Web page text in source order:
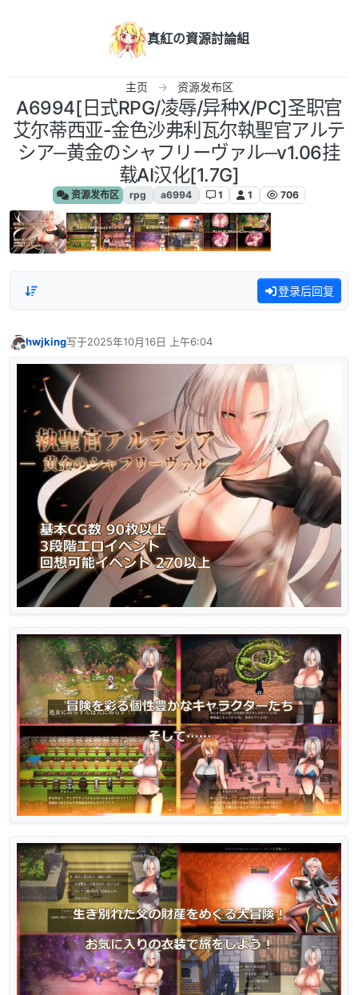
真紅の資源討論組
主页 资源发布区
A6994[日式RPG/凌辱/异种X/PC]圣职官
艾尔蒂西亚-金色沙弗利瓦尔執聖官アルテ
シア─黄金のシャフリーヴァル─v1.06挂
载AI汉化[1.7G]
资源发布区 rpg a6994 1 1 706
登录后回复
hwjking写于2025年10月16日 上午6:04
最后由 编辑